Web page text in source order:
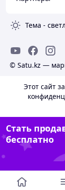
Тема -
© Satu.kz —
Этот сайт
Стать
бесплатно